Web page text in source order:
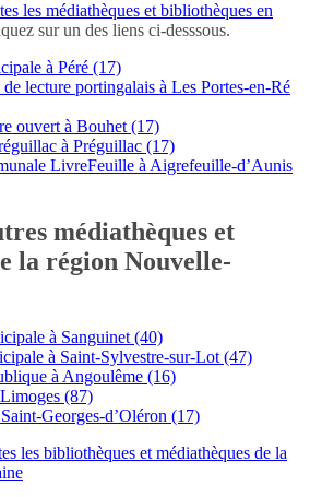
les médiathèques et bibliothèques en
sur un des liens ci-desssous.
à Péré (17)
lecture portingalais à Les Portes-en-Ré
ouvert à Bouhet (17)
à Préguillac (17)
LivreFeuille à Aigrefeuille-d’Aunis
médiathèques et
la région Nouvelle-
à Sanguinet (40)
à Saint-Sylvestre-sur-Lot (47)
à Angoulême (16)
(87)
Georges-d’Oléron (17)
les bibliothèques et médiathèques de la